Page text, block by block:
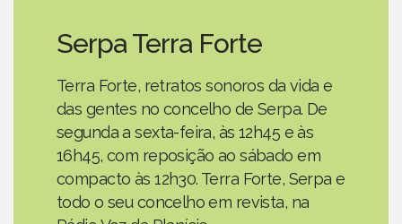
Serpa Terra Forte
Terra Forte, retratos sonoros da vida e
das gentes no concelho de Serpa. De
segunda a sexta-feira, às 12h45 e às
16h45, com reposição ao sábado em
compacto às 12h30. Terra Forte, Serpa e
todo o seu concelho em revista, na